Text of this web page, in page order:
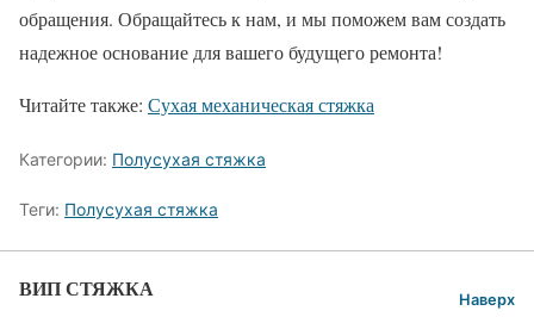
обращения. Обращайтесь к нам, и мы поможем вам создать
надежное основание для вашего будущего ремонта!
Читайте также: Сухая механическая стяжка
Категории: Полусухая стяжка
Теги: Полусухая стяжка
ВИП СТЯЖКА Наверх